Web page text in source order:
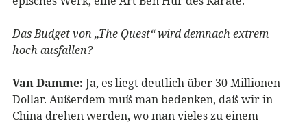
Das Budget von „The Quest“ wird demnach extrem
hoch ausfallen?
Van Damme: Ja, es liegt deutlich über 30 Millionen
Dollar. Außerdem muß man bedenken, daß wir in
China drehen werden, wo man vieles zu einem